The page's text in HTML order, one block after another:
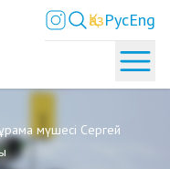
ҚазРусEng
мүшесі Сергей